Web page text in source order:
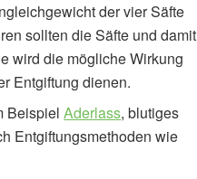
der vier Säfte
sollten die Säfte und damit
wird die mögliche Wirkung
Entgiftung dienen.
BeispielAderlass, blutiges
Entgiftungsmethoden wie